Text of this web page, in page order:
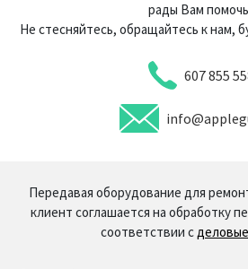
рады Вам
Не стесняйтесь, обращайтесь к нам,
607 855
Передавая оборудование для
клиент соглашается на обработку
соответствии с